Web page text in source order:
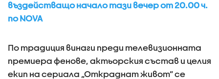
въздействащо начало тази вечер от 20.00 ч.
по NOVA
По традиция винаги преди телевизионната
премиера фенове, актьорския състав и целия
екип на сериала „Откраднат живот” се